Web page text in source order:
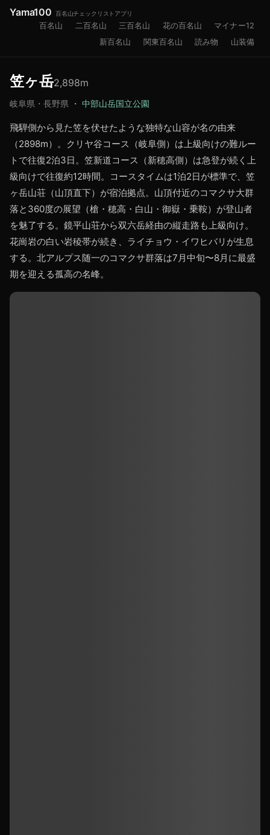
Yama100 百名山チェックリストアプリ
百名山 二百名山 三百名山 花の百名山
マイナー12
新百名山
関東百名山 読み物 山装備
笠ヶ岳2,898m
岐阜県・長野県 ・ 中部山岳国立公園
飛騨側から見た笠を伏せたような独特な山容が名の由来
（2898m）。クリヤ谷コース（岐阜側）は上級向けの難ルー
トで往復2泊3日。笠新道コース（新穂高側）は急登が続く上
級向けで往復約12時間。コースタイムは1泊2日が標準で、笠
ヶ岳山荘（山頂直下）が宿泊拠点。山頂付近のコマクサ大群
落と360度の展望（槍・穂高・白山・御嶽・乗鞍）が登山者
を魅了する。鏡平山荘から双六岳経由の縦走路も上級向け。
花崗岩の白い岩稜帯が続き、ライチョウ・イワヒバリが生息
する。北アルプス随一のコマクサ群落は7月中旬〜8月に最盛
期を迎える孤高の名峰。